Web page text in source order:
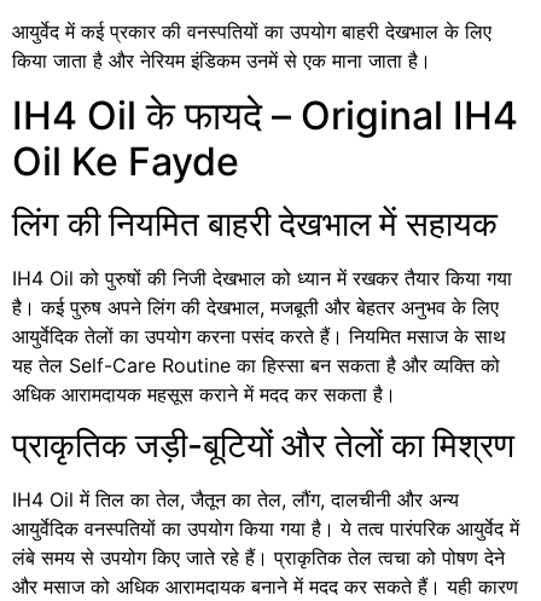
आयुर्वेद में कई प्रकार की वनस्पतियों का उपयोग बाहरी देखभाल के लिए
किया जाता है और नेरियम इंडिकम उनमें से एक माना जाता है।
IH4 Oil के फायदे – Original IH4
Oil Ke Fayde
लिंग की नियमित बाहरी देखभाल में सहायक
IH4 Oil को पुरुषों की निजी देखभाल को ध्यान में रखकर तैयार किया गया
है। कई पुरुष अपने लिंग की देखभाल, मजबूती और बेहतर अनुभव के लिए
आयुर्वेदिक तेलों का उपयोग करना पसंद करते हैं। नियमित मसाज के साथ
यह तेल Self-Care Routine का हिस्सा बन सकता है और व्यक्ति को
अधिक आरामदायक महसूस कराने में मदद कर सकता है।
प्राकृतिक जड़ी-बूटियों और तेलों का मिश्रण
IH4 Oil में तिल का तेल, जैतून का तेल, लौंग, दालचीनी और अन्य
आयुर्वेदिक वनस्पतियों का उपयोग किया गया है। ये तत्व पारंपरिक आयुर्वेद में
लंबे समय से उपयोग किए जाते रहे हैं। प्राकृतिक तेल त्वचा को पोषण देने
और मसाज को अधिक आरामदायक बनाने में मदद कर सकते हैं। यही कारण